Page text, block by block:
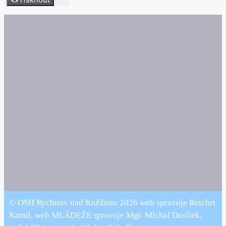
© OSH Rychnov nad Kněžnou 2026 web spravuje Reichrt
Kamil, web MLÁDEŽE spravuje Mgr. Michal Dusílek,